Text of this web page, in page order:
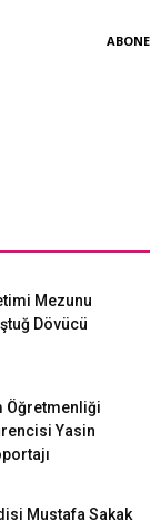
ABONE
Mezunu
Dövücü
Öğretmenliği
Yasin
Mustafa Sakak